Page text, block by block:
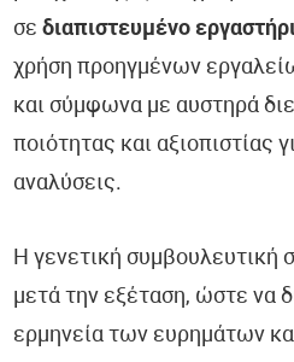
σεδιαπιστευμένο
χρήση προηγμένων
και σύμφωνα με αυστηρά
ποιότητας και αξιοπιστίας
αναλύσεις.
Η γενετική συμβουλευτική
μετά την εξέταση, ώστε να
ερμηνεία των ευρημάτων